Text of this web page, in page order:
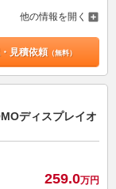
他の情報を開く
見積依頼（無料）
ディスプレイオ
259.0万円